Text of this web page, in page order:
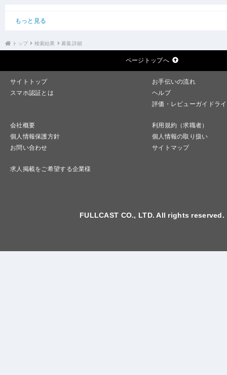
もっと見る
トップ 検索結果 募集詳細
ページトップへ
サイトトップ
お手伝いの流れ
スマホ認証とは
ヘルプ
評価・レビューガイドラ
会社概要
利用規約（求職者）
個人情報保護方針
個人情報の取り扱い
お問い合わせ
サイトマップ
求人掲載をご希望する企業様
FULLCAST CO., LTD. All rights reserved.